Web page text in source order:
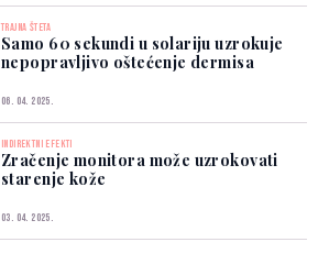
TRAJNA ŠTETA
Samo 60 sekundi u solariju uzrokuje
nepopravljivo oštećenje dermisa
06. 04. 2025.
INDIREKTNI EFEKTI
Zračenje monitora može uzrokovati
starenje kože
03. 04. 2025.